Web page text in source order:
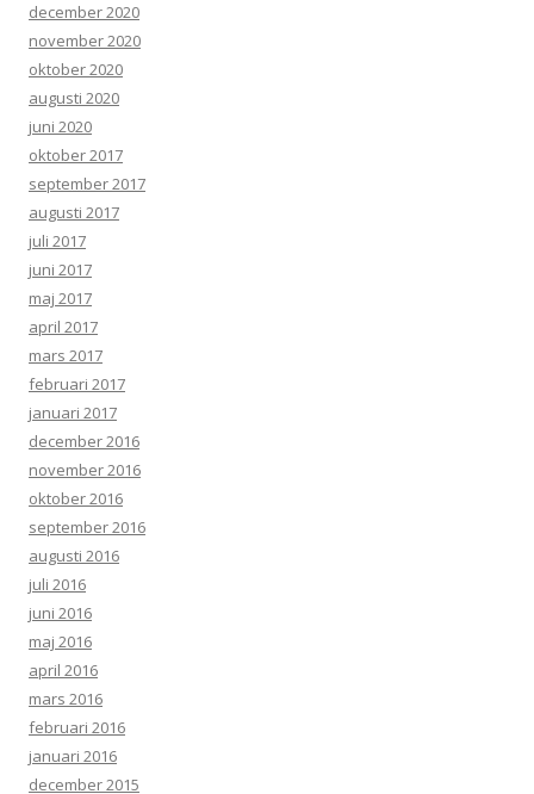
december 2020
november 2020
oktober 2020
augusti 2020
juni 2020
oktober 2017
september 2017
augusti 2017
juli 2017
juni 2017
maj 2017
april 2017
mars 2017
februari 2017
januari 2017
december 2016
november 2016
oktober 2016
september 2016
augusti 2016
juli 2016
juni 2016
maj 2016
april 2016
mars 2016
februari 2016
januari 2016
december 2015